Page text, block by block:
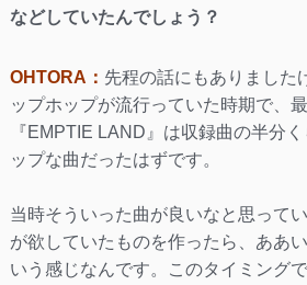
などしていたんでしょう？
OHTORA： 先程の話にもありました
ップホップが流行っていた時期で、
『EMPTIE LAND』は収録曲の半分
ップな曲だったはずです。
当時そういった曲が良いなと思って
が欲していたものを作ったら、ああ
いう感じなんです。このタイミング